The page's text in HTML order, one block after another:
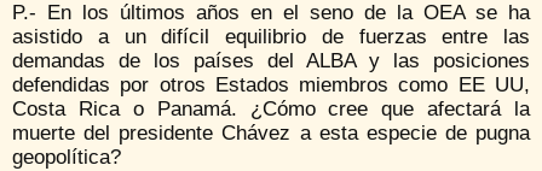
P.- En los últimos años en el seno de la OEA se ha
asistido a un difícil equilibrio de fuerzas entre las
demandas de los países del ALBA y las posiciones
defendidas por otros Estados miembros como EE UU,
Costa Rica o Panamá. ¿Cómo cree que afectará la
muerte del presidente Chávez a esta especie de pugna
geopolítica?